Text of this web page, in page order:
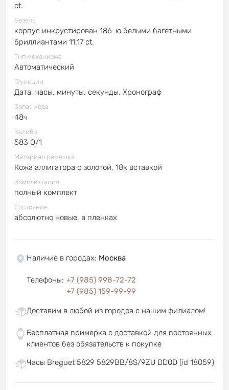
ct.
Безель
корпус инкрустирован 186-ю белыми багетными
бриллиантами 11.17 ct.
Тип механизма
Автоматический
Функции
Дата, часы, минуты, секунды, Хронограф
Запас хода
48ч
Калибр
583 Q/1
Материал ремешка
Кожа аллигатора с золотой, 18к вставкой
Комплектация
полный комплект
Состояние
абсолютно новые, в пленках
Наличие в городах: Москва
Телефоны: +7 (985) 998-72-72
+7 (985) 159-99-99
Доставим в любой из городов с нашим филиалом!
Бесплатная примерка с доставкой для постоянных
клиентов без обязательств к покупке
Часы Breguet 5829 5829BB/8S/9ZU DD0D (id 18059)